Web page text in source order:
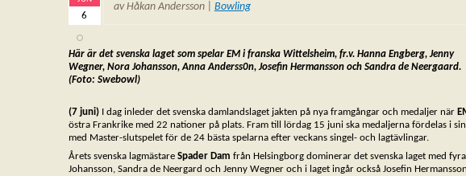
6
av Håkan Andersson | Bowling
Här är det svenska laget som spelar EM i franska Wittelsheim, fr.v. Hanna Engberg, Jenny
Wegner, Nora Johansson, Anna Anderss0n, Josefin Hermansson och Sandra de Neergaard.
(Foto: Swebowl)
(7 juni)I dag inleder det svenska damlandslaget jakten på nya framgångar och medaljer när
östra Frankrike med 22 nationer på plats. Fram till lördag 15 juni ska medaljerna fördelas i
med Master-slutspelet för de 24 bästa spelarna efter veckans singel- och lagtävlingar.
Årets svenska lagmästare Spader Dam från Helsingborg dominerar det svenska laget med
Johansson, Sandra de Neergard och Jenny Wegner och i laget ingår också Josefin